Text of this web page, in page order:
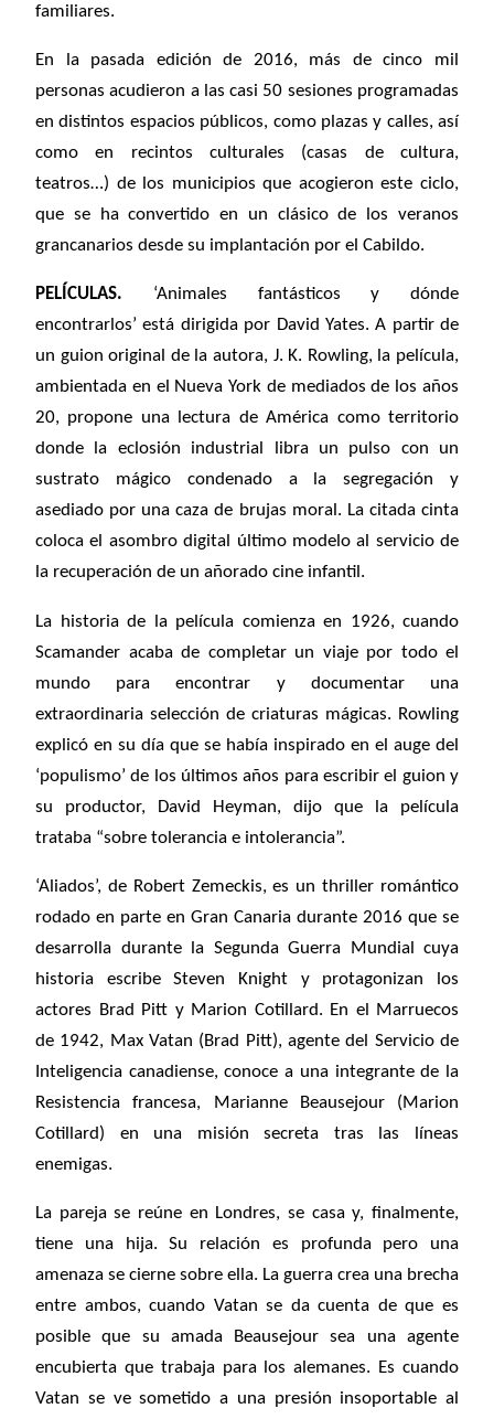
familiares.
En la pasada edición de 2016, más de cinco mil
personas acudieron a las casi 50 sesiones programadas
en distintos espacios públicos, como plazas y calles, así
como en recintos culturales (casas de cultura,
teatros…) de los municipios que acogieron este ciclo,
que se ha convertido en un clásico de los veranos
grancanarios desde su implantación por el Cabildo.
PELÍCULAS. ‘Animales fantásticos y dónde
encontrarlos’ está dirigida por David Yates. A partir de
un guion original de la autora, J. K. Rowling, la película,
ambientada en el Nueva York de mediados de los años
20, propone una lectura de América como territorio
donde la eclosión industrial libra un pulso con un
sustrato mágico condenado a la segregación y
asediado por una caza de brujas moral. La citada cinta
coloca el asombro digital último modelo al servicio de
la recuperación de un añorado cine infantil.
La historia de la película comienza en 1926, cuando
Scamander acaba de completar un viaje por todo el
mundo para encontrar y documentar una
extraordinaria selección de criaturas mágicas. Rowling
explicó en su día que se había inspirado en el auge del
‘populismo’ de los últimos años para escribir el guion y
su productor, David Heyman, dijo que la película
trataba “sobre tolerancia e intolerancia”.
‘Aliados’, de Robert Zemeckis, es un thriller romántico
rodado en parte en Gran Canaria durante 2016 que se
desarrolla durante la Segunda Guerra Mundial cuya
historia escribe Steven Knight y protagonizan los
actores Brad Pitt y Marion Cotillard. En el Marruecos
de 1942, Max Vatan (Brad Pitt), agente del Servicio de
Inteligencia canadiense, conoce a una integrante de la
Resistencia francesa, Marianne Beausejour (Marion
Cotillard) en una misión secreta tras las líneas
enemigas.
La pareja se reúne en Londres, se casa y, finalmente,
tiene una hija. Su relación es profunda pero una
amenaza se cierne sobre ella. La guerra crea una brecha
entre ambos, cuando Vatan se da cuenta de que es
posible que su amada Beausejour sea una agente
encubierta que trabaja para los alemanes. Es cuando
Vatan se ve sometido a una presión insoportable al